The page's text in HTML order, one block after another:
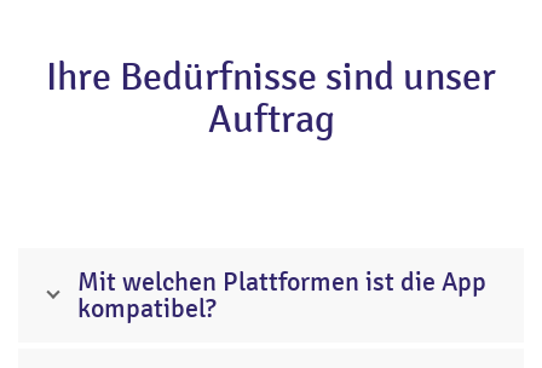
Ihre Bedürfnisse sind unser
Auftrag
Mit welchen Plattformen ist die App
kompatibel?